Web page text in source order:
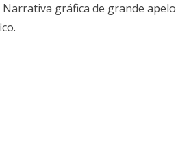
Narrativa gráfica de grande apelo